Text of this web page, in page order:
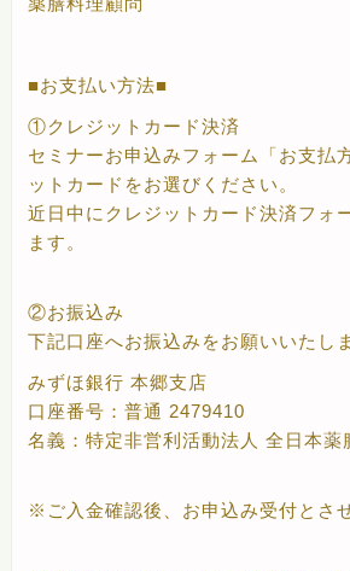
■お支払い方法■
①クレジットカード決済
セミナーお申込みフォーム「お支払
ットカードをお選びください。
近日中にクレジットカード決済フォ
ます。
②お振込み
下記口座へお振込みをお願いいたし
みずほ銀行 本郷支店
口座番号：普通 2479410
名義：特定非営利活動法人 全日本薬
※ご入金確認後、お申込み受付とさ